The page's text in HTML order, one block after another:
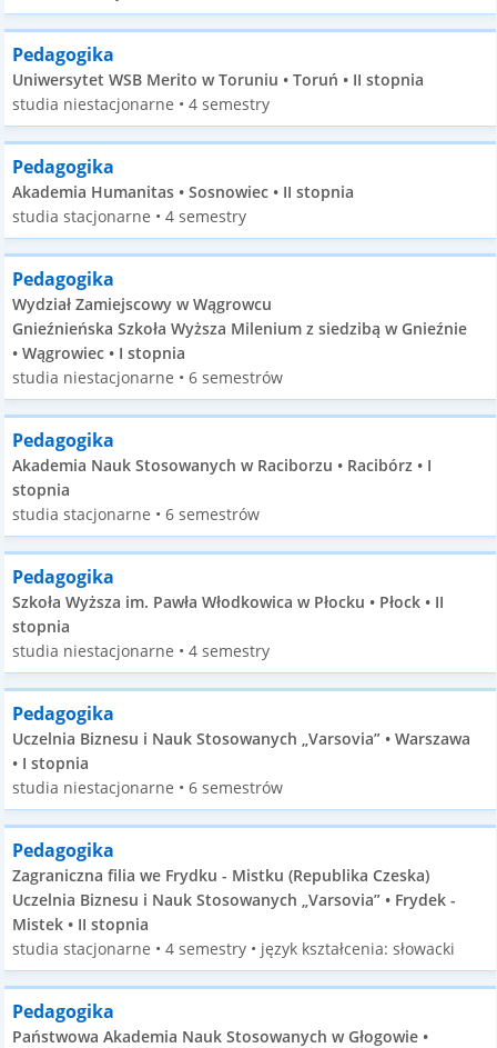
Pedagogika
Uniwersytet WSB Merito w Toruniu • Toruń • II stopnia
studia niestacjonarne • 4 semestry
Pedagogika
Akademia Humanitas • Sosnowiec • II stopnia
studia stacjonarne • 4 semestry
Pedagogika
Wydział Zamiejscowy w Wągrowcu
Gnieźnieńska Szkoła Wyższa Milenium z siedzibą w Gnieźnie
• Wągrowiec • I stopnia
studia niestacjonarne • 6 semestrów
Pedagogika
Akademia Nauk Stosowanych w Raciborzu • Racibórz • I
stopnia
studia stacjonarne • 6 semestrów
Pedagogika
Szkoła Wyższa im. Pawła Włodkowica w Płocku • Płock • II
stopnia
studia niestacjonarne • 4 semestry
Pedagogika
Uczelnia Biznesu i Nauk Stosowanych „Varsovia” • Warszawa
• I stopnia
studia niestacjonarne • 6 semestrów
Pedagogika
Zagraniczna filia we Frydku - Mistku (Republika Czeska)
Uczelnia Biznesu i Nauk Stosowanych „Varsovia” • Frydek -
Mistek • II stopnia
studia stacjonarne • 4 semestry • język kształcenia: słowacki
Pedagogika
Państwowa Akademia Nauk Stosowanych w Głogowie •